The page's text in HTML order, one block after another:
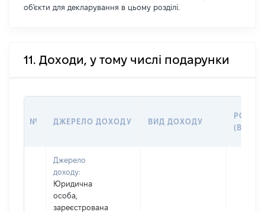
об'єкти для декларування в цьому розділі.
11. Доходи, у тому числі подарунки
№ ДЖЕРЕЛО ДОХОДУ ВИД ДОХОДУ
Джерело
доходу:
Юридична
особа,
зареєстрована